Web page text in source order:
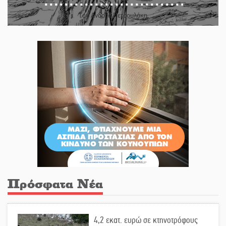
Του Ανδρέα Πετρουλάκη
Πρόσφατα Νέα
4,2 εκατ. ευρώ σε κτηνοτρόφους